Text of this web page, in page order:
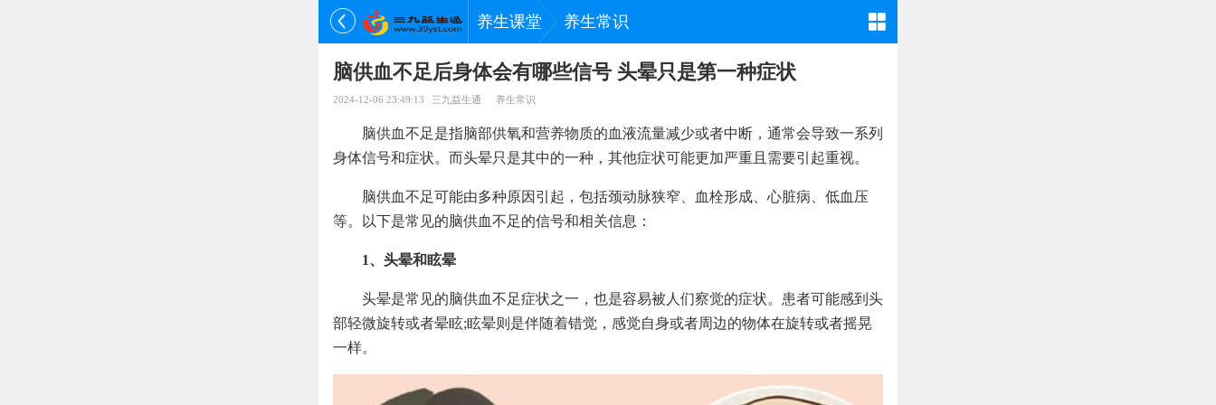
养生课堂 养生常识
脑供血不足后身体会有哪些信号 头晕只是第一种症状
2024-12-06 23:49:13 三九益生通 养生常识
脑供血不足是指脑部供氧和营养物质的血液流量减少或者中断，通常会导致一系列
身体信号和症状。而头晕只是其中的一种，其他症状可能更加严重且需要引起重视。
脑供血不足可能由多种原因引起，包括颈动脉狭窄、血栓形成、心脏病、低血压
等。以下是常见的脑供血不足的信号和相关信息：
1、头晕和眩晕
头晕是常见的脑供血不足症状之一，也是容易被人们察觉的症状。患者可能感到头
部轻微旋转或者晕眩;眩晕则是伴随着错觉，感觉自身或者周边的物体在旋转或者摇晃
一样。